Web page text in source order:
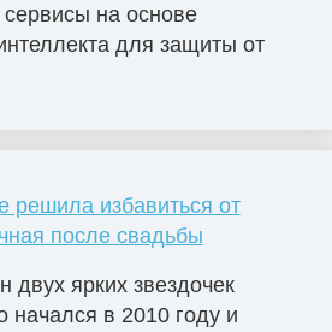
на основе
для защиты от
решила избавиться от
после свадьбы
двух ярких звездочек
начался в 2010 году и